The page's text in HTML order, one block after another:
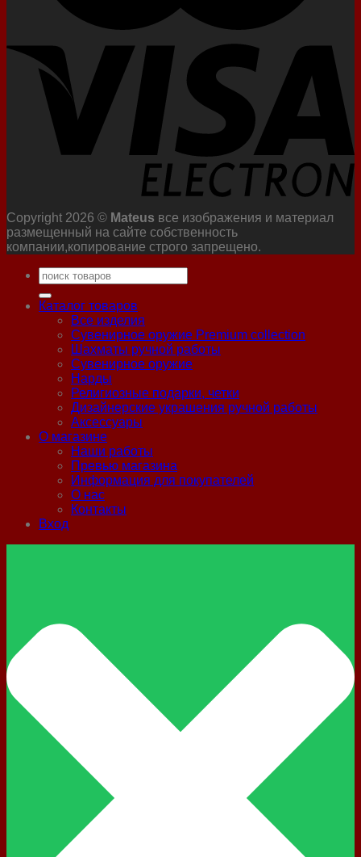
Copyright 2026 © Mateus все изображения и материал
размещенный на сайте собственность
компании,копирование строго запрещено.
Искать:
Каталог товаров
Все изделия
Сувенирное оружие Premium collection
Шахматы ручной работы
Сувенирное оружие
Нарды
Религиозные подарки, четки
Дизайнерские украшения ручной работы
Аксессуары
О магазине
Наши работы
Превью магазина
Информация для покупателей
О нас
Контакты
Вход